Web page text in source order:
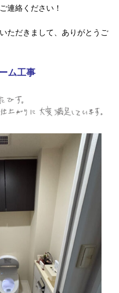
連絡ください！
ただきまして、ありがとうご
ム工事